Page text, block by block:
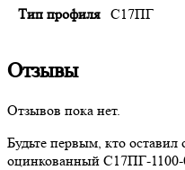
Тип профиля С17ПГ
Отзывы
Отзывов пока нет.
Будьте первым, кто оставил
оцинкованный С17ПГ-1100-